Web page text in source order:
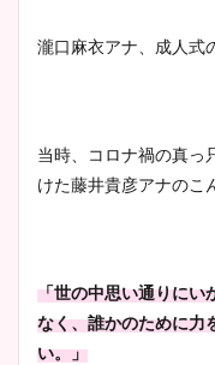
瀧口麻衣アナ、成人式
当時、コロナ禍の真っ
けた藤井貴彦アナのこ
「世の中思い通りにい
なく、誰かのために力
い。」